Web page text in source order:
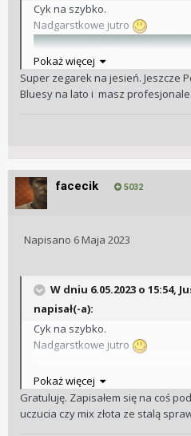
Cyk na szybko.
Nadgarstkowe jutro
Pokaż więcej
Super zegarek na jesień. Jeszcze
Bluesy na lato i masz profesjonale
facecik 5032
Napisano 6 Maja 2023
W dniu 6.05.2023 o 15:54,
napisał(-a):
Cyk na szybko.
Nadgarstkowe jutro
Pokaż więcej
Gratuluję. Zapisałem się na coś
uczucia czy mix złota ze stalą